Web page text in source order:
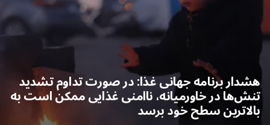
هشدار برنامه جهانی غذا: در صورت تداوم تشدید
تنش‌ها در خاورمیانه، ناامنی غذایی ممکن است به
بالاترین سطح خود برسد